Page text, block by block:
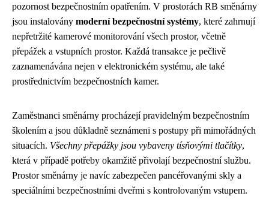
pozornost bezpečnostním opatřením. V prostorách RB směnárny
jsou instalovány moderní bezpečnostní systémy, které zahrnují
nepřetržité kamerové monitorování všech prostor, včetně
přepážek a vstupních prostor. Každá transakce je pečlivě
zaznamenávána nejen v elektronickém systému, ale také
prostřednictvím bezpečnostních kamer.
Zaměstnanci směnárny procházejí pravidelným bezpečnostním
školením a jsou důkladně seznámeni s postupy při mimořádných
situacích. Všechny přepážky jsou vybaveny tísňovými tlačítky,
která v případě potřeby okamžitě přivolají bezpečnostní službu.
Prostor směnárny je navíc zabezpečen pancéřovanými skly a
speciálními bezpečnostními dveřmi s kontrolovaným vstupem.